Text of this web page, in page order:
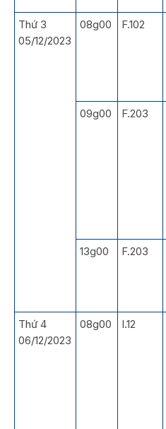
Thứ 3
05/12/2023
08g00 F.102
09g00 F.203
13g00 F.203
Thứ 4
06/12/2023
08g00 I.12